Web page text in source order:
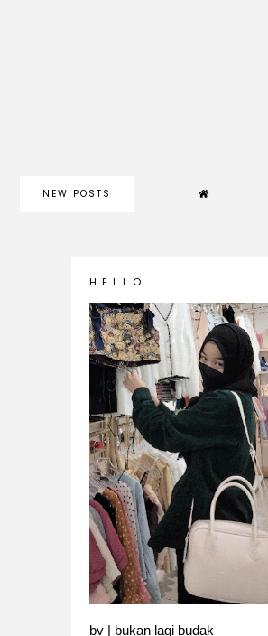
NEW POSTS
H E L L O
bv | bukan lagi budak